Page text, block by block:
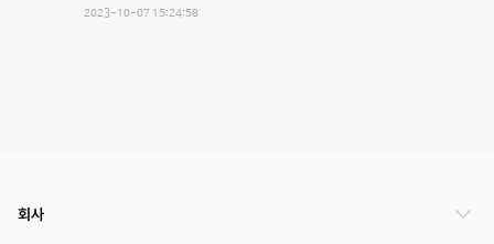
2023-10-07 15:24:58
회사